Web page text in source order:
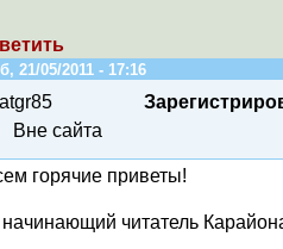
21/05/2011 - 17:16
Вне сайта
горячие приветы!
читатель